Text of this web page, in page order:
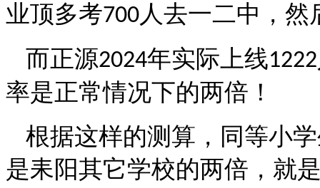
业顶多考700人去一二中，然
而正源2024年实际上线1222
率是正常情况下的两倍！
根据这样的测算，同等小
是耒阳其它学校的两倍，就